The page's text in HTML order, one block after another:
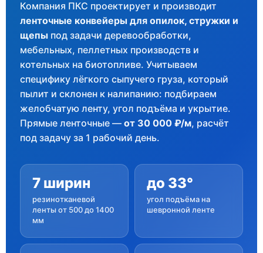
Компания ПКС проектирует и производит
ленточные конвейеры для опилок, стружки и
щепы под задачи деревообработки,
мебельных, пеллетных производств и
котельных на биотопливе. Учитываем
специфику лёгкого сыпучего груза, который
пылит и склонен к налипанию: подбираем
желобчатую ленту, угол подъёма и укрытие.
Прямые ленточные — от 30 000 ₽/м, расчёт
под задачу за 1 рабочий день.
7 ширин
резинотканевой
ленты от 500 до 1400
мм
до 33°
угол подъёма на
шевронной ленте